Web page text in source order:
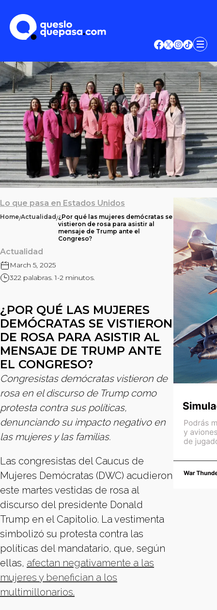
Lo que pasa en Estados Unidos
Home/Actualidad/¿Por qué las mujeres demócratas se
vistieron de rosa para asistir al
mensaje de Trump ante el
Congreso?
Actualidad
March 5, 2025
322 palabras. 1-2 minutos.
¿POR QUÉ LAS MUJERES
DEMÓCRATAS SE VISTIERON
DE ROSA PARA ASISTIR AL
MENSAJE DE TRUMP ANTE
EL CONGRESO?
Congresistas demócratas vistieron de
rosa en el discurso de Trump como
protesta contra sus políticas,
denunciando su impacto negativo en
las mujeres y las familias.
Las congresistas del Caucus de
Mujeres Demócratas (DWC) acudieron
este martes vestidas de rosa al
discurso del presidente Donald
Trump en el Capitolio. La vestimenta
simbolizó su protesta contra las
políticas del mandatario, que, según
ellas, afectan negativamente a las
mujeres y benefician a los
multimillonarios.